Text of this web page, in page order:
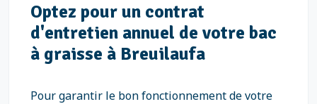
Optez pour un contrat
d'entretien annuel de votre bac
à graisse à Breuilaufa
Pour garantir le bon fonctionnement de votre